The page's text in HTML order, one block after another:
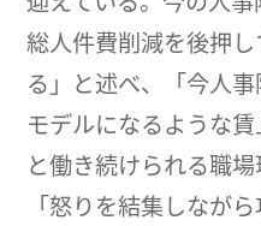
総人件費削減を後押
る」と述べ、「今人
モデルになるような
と働き続けられる職
「怒りを結集しなが